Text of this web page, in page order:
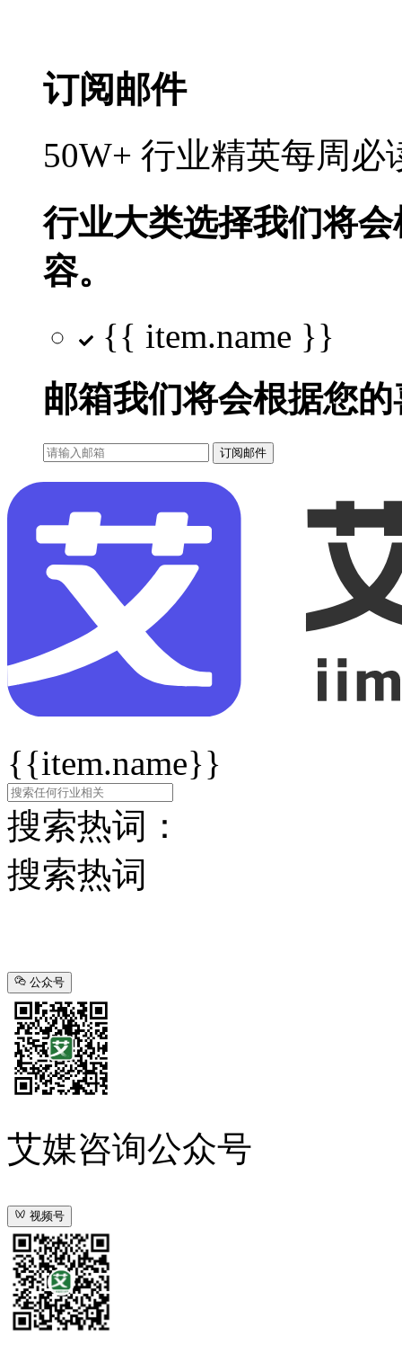
订阅邮件
50W+ 行业精英每周
行业大类选择我们将
容。
{{ item.name }}
邮箱我们将会根据您
订阅邮件
{{item.name}}
搜索热词：
搜索热词
公众号
艾媒咨询公众号
视频号